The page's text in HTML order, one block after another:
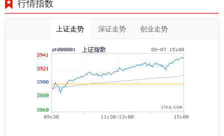
行情指数
上证走势 深证走势 创业走势